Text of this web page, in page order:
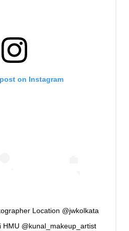
on Instagram
Location @jwkolkata
HMU @kunal_makeup_artist